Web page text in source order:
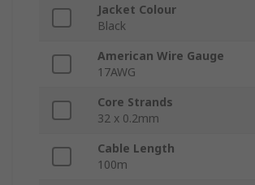
Jacket Colour
Black
American Wire Gauge
17AWG
Core Strands
32 x 0.2mm
Cable Length
100m